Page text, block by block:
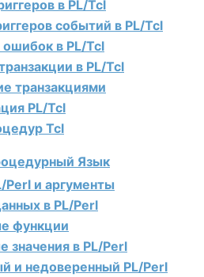
в PL/Tcl
событий в PL/Tcl
в PL/Tcl
в PL/Tcl
транзакциями
PL/Tcl
Tcl
Язык
Perl и аргументы
в PL/Perl
функции
значения в PL/Perl
и недоверенный PL/Perl